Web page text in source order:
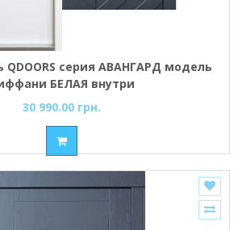
QDOORS серия АВАНГАРД модель
БЕЛАЯ внутри
30 990.00 грн.